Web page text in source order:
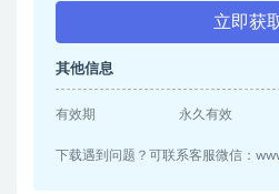
立即获
其他信息
有效期 永久有效
下载遇到问题？可联系客服微信：